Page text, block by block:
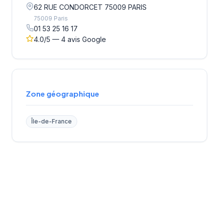
62 RUE CONDORCET 75009 PARIS
75009 Paris
01 53 25 16 17
4.0/5 — 4 avis Google
Zone géographique
Île-de-France